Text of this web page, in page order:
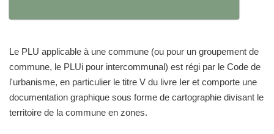
Le PLU applicable à une commune (ou pour un groupement de
commune, le PLUi pour intercommunal) est régi par le Code de
l'urbanisme, en particulier le titre V du livre Ier et comporte une
documentation graphique sous forme de cartographie divisant le
territoire de la commune en zones.